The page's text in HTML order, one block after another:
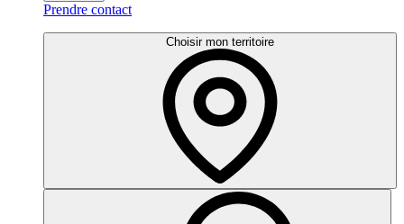
Prendre contact
Choisir mon territoire